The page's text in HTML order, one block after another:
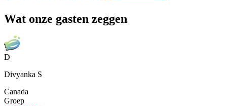
Wat onze gasten zeggen
D
Divyanka S
Canada
Groep